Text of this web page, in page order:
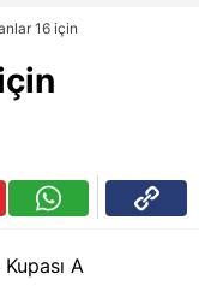
16 için
A